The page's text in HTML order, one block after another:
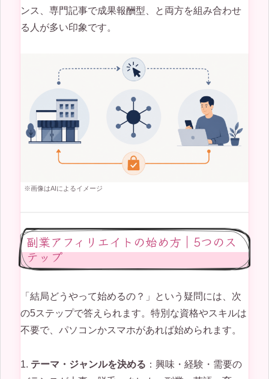
ンス、専門記事で成果報酬型、と両方を組み合わせ
る人が多い印象です。
※画像はAIによるイメージ
副業アフィリエイトの始め方｜5つのス
テップ
「結局どうやって始めるの？」という疑問には、次
の5ステップで答えられます。特別な資格やスキルは
不要で、パソコンかスマホがあれば始められます。
1. テーマ・ジャンルを決める ：興味・経験・需要の